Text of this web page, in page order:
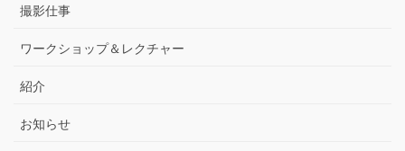
撮影仕事
ワークショップ＆レクチャー
紹介
お知らせ